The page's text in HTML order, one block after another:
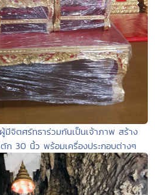
จิตศรัทธาร่วมกันเป็นเจ้าภาพ สร้าง
ก 30 นิ้ว พร้อมเครื่องประกอบต่างๆ